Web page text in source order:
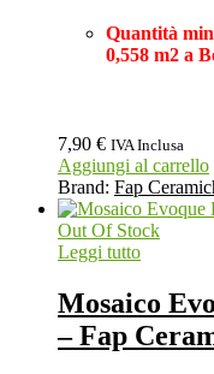
Quantità
0,558 m2 a
7,90 € IVA Inclusa
Aggiungi al carrello
Brand: Fap
Out Of Stock
Leggi tutto
Mosaico
– Fap